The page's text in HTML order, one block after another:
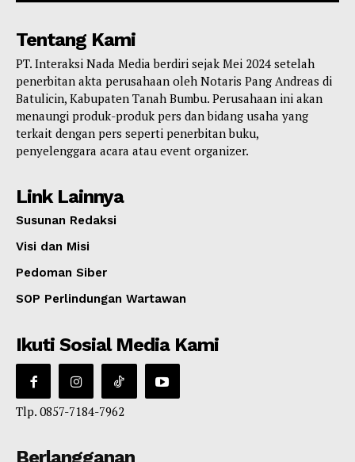
Tentang Kami
PT. Interaksi Nada Media berdiri sejak Mei 2024 setelah
penerbitan akta perusahaan oleh Notaris Pang Andreas di
Batulicin, Kabupaten Tanah Bumbu. Perusahaan ini akan
menaungi produk-produk pers dan bidang usaha yang
terkait dengan pers seperti penerbitan buku,
penyelenggara acara atau event organizer.
Link Lainnya
Susunan Redaksi
Visi dan Misi
Pedoman Siber
SOP Perlindungan Wartawan
Ikuti Sosial Media Kami
Tlp. 0857-7184-7962